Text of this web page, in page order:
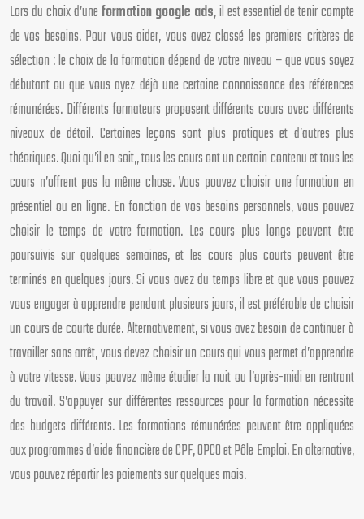
Lors du choix d’uneformation google ads, il est essentiel de tenir compte
de vos besoins. Pour vous aider, vous avez classé les premiers critères de
sélection : le choix de la formation dépend de votre niveau – que vous soyez
débutant ou que vous ayez déjà une certaine connaissance des références
rémunérées. Différents formateurs proposent différents cours avec différents
niveaux de détail. Certaines leçons sont plus pratiques et d’autres plus
théoriques. Quoi qu’il en soit,, tous les cours ont un certain contenu et tous les
cours n’offrent pas la même chose. Vous pouvez choisir une formation en
présentiel ou en ligne. En fonction de vos besoins personnels, vous pouvez
choisir le temps de votre formation. Les cours plus longs peuvent être
poursuivis sur quelques semaines, et les cours plus courts peuvent être
terminés en quelques jours. Si vous avez du temps libre et que vous pouvez
vous engager à apprendre pendant plusieurs jours, il est préférable de choisir
un cours de courte durée. Alternativement, si vous avez besoin de continuer à
travailler sans arrêt, vous devez choisir un cours qui vous permet d’apprendre
à votre vitesse. Vous pouvez même étudier la nuit ou l’après-midi en rentrant
du travail. S’appuyer sur différentes ressources pour la formation nécessite
des budgets différents. Les formations rémunérées peuvent être appliquées
aux programmes d’aide financière de CPF, OPCO et Pôle Emploi. En alternative,
vous pouvez répartir les paiements sur quelques mois.